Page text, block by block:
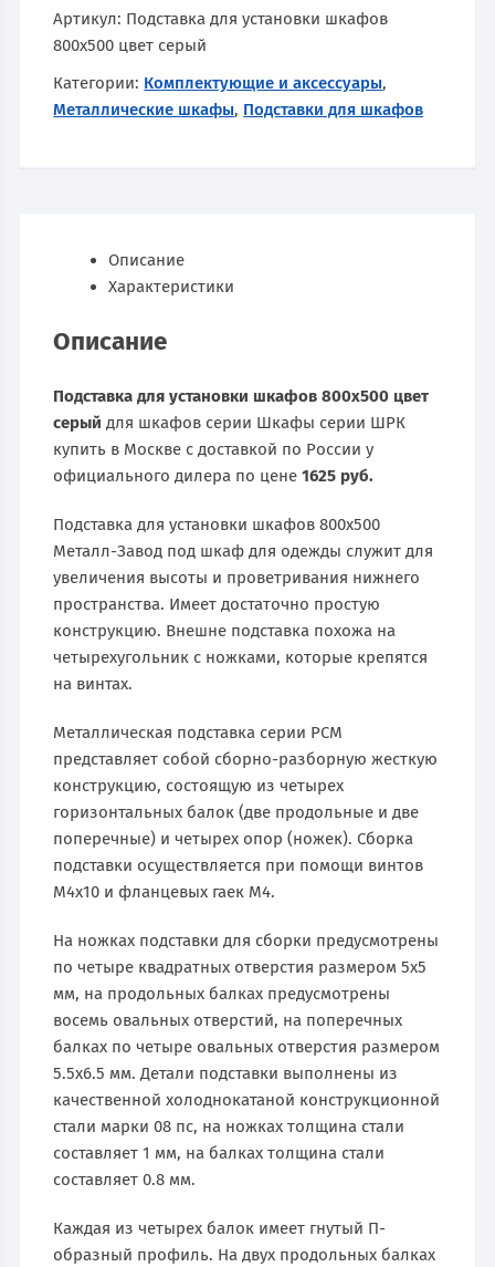
Артикул: Подставка для установки шкафов
800х500 цвет серый
Категории: Комплектующие и аксессуары,
Металлические шкафы, Подставки для шкафов
Описание
Характеристики
Описание
Подставка для установки шкафов 800х500 цвет
серый для шкафов серии Шкафы серии ШРК
купить в Москве с доставкой по России у
официального дилера по цене1625 руб.
Подставка для установки шкафов 800х500
Металл-Завод под шкаф для одежды служит для
увеличения высоты и проветривания нижнего
пространства. Имеет достаточно простую
конструкцию. Внешне подставка похожа на
четырехугольник с ножками, которые крепятся
на винтах.
Металлическая подставка серии РСМ
представляет собой сборно-разборную жесткую
конструкцию, состоящую из четырех
горизонтальных балок (две продольные и две
поперечные) и четырех опор (ножек). Сборка
подставки осуществляется при помощи винтов
М4х10 и фланцевых гаек М4.
На ножках подставки для сборки предусмотрены
по четыре квадратных отверстия размером 5х5
мм, на продольных балках предусмотрены
восемь овальных отверстий, на поперечных
балках по четыре овальных отверстия размером
5.5х6.5 мм. Детали подставки выполнены из
качественной холоднокатаной конструкционной
стали марки 08 пс, на ножках толщина стали
составляет 1 мм, на балках толщина стали
составляет 0.8 мм.
Каждая из четырех балок имеет гнутый П-
образный профиль. На двух продольных балках